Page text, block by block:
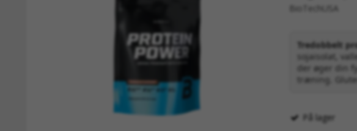
Garanteret vandlækagefri konstruktion.
"En shaker er fundamentet for din
BioTechUSA
Tredobbelt
sojaisolat,
der øger din
træning.
På lager